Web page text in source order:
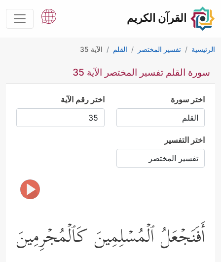
القرآن الكريم
الرئيسية تفسير المختصر القلم الآية 35
سورة القلم تفسير المختصر الآية 35
اختر سورة اختر رقم الآية
اختر التفسير
أَفَنَجۡعَلُ ٱلۡمُسۡلِمِینَ كَٱلۡمُجۡرِمِینَ